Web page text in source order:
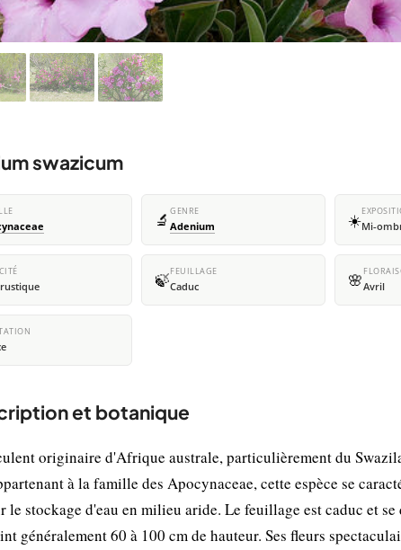
swazicum
🔬 GENRE
Adenium ☀️Mi-
🍃FEUILLAGE
Caduc 🌸Avril
et botanique
originaire d'Afrique australe, particulièrement du
à la famille des Apocynaceae, cette espèce se
le stockage d'eau en milieu aride. Le feuillage est caduc et
généralement 60 à 100 cm de hauteur. Ses fleurs